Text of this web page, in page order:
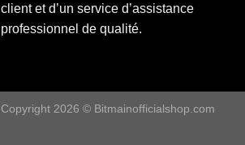
client et d’un service d’assistance
professionnel de qualité.
Copyright 2026 © Bitmainofficialshop.com